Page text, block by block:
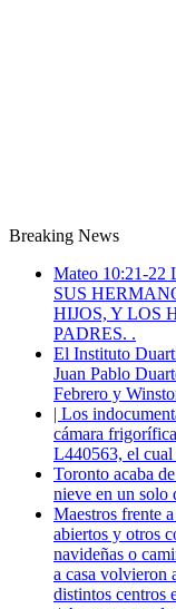
Breaking News
Mateo 10:21-
SUS
HIJOS, Y LOS
PADRES. .
El Instituto
Juan Pablo
Febrero y
| Los
cámara
L440563, el cual
Toronto acaba
nieve en un solo
Maestros frente
abiertos y otros
navideñas o
a casa volvieron
distintos centros